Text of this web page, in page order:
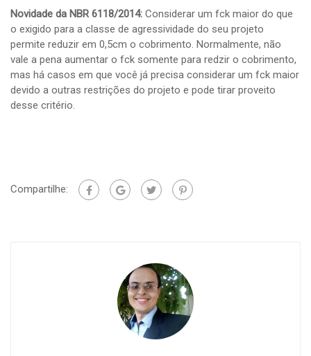
Novidade da NBR 6118/2014: Considerar um fck maior do que
o exigido para a classe de agressividade do seu projeto
permite reduzir em 0,5cm o cobrimento. Normalmente, não
vale a pena aumentar o fck somente para redzir o cobrimento,
mas há casos em que você já precisa considerar um fck maior
devido a outras restrições do projeto e pode tirar proveito
desse critério.
Compartilhe: